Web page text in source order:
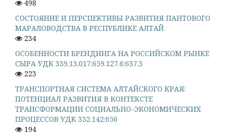
498
СОСТОЯНИЕ И ПЕРСПЕКТИВЫ РАЗВИТИЯ ПАНТОВОГО
МАРАЛОВОДСТВА В РЕСПУБЛИКЕ АЛТАЙ
234
ОСОБЕННОСТИ БРЕНДИНГА НА РОССИЙСКОМ РЫНКЕ
СЫРА УДК 339.13.017:659.127.6:637.3
223
ТРАНСПОРТНАЯ СИСТЕМА АЛТАЙСКОГО КРАЯ:
ПОТЕНЦИАЛ РАЗВИТИЯ В КОНТЕКСТЕ
ТРАНСФОРМАЦИИ СОЦИАЛЬНО-ЭКОНОМИЧЕСКИХ
ПРОЦЕССОВ УДК 332.142:656
194